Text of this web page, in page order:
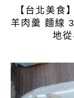
【台北美食
羊肉羹 麵線
地